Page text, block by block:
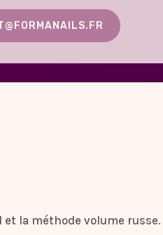
et la méthode volume russe.